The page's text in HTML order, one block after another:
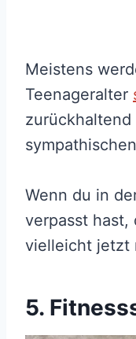
Meistens
Teenageralter
Wenn du in
verpasst hast,
vielleicht jetzt
5.